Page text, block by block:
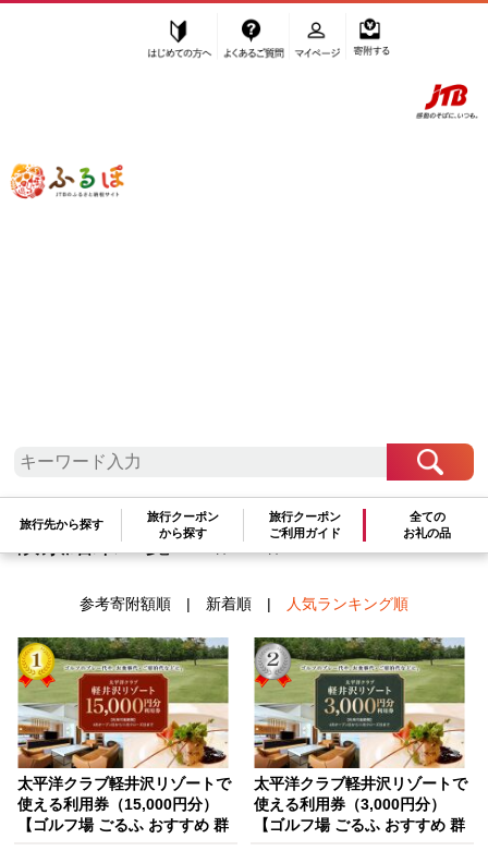
ふるぽ JTBのふるさと納税サイト
旅行先から探す
旅行クーポン
から探す
旅行クーポン
ご利用ガイド
全ての
お礼の品
地元のお買物券
検索結果一覧 1～2件 / 全2件
参考寄附額順| 新着順| 人気ランキング順
太平洋クラブ軽井沢リゾートで
使える利用券（15,000円分）
【ゴルフ場 ごるふ おすすめ 群
太平洋クラブ軽井沢リゾートで
使える利用券（3,000円分）
【ゴルフ場 ごるふ おすすめ 群